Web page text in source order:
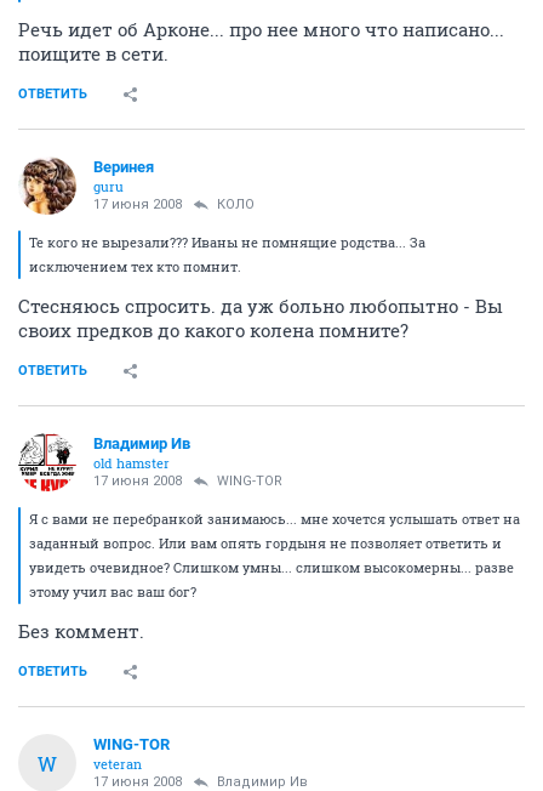
Речь идет об Арконе... про нее много что написано...
поищите в сети.
ОТВЕТИТЬ
Веринея
guru
17 июня 2008 КОЛО
Те кого не вырезали??? Иваны не помнящие родства... За
исключением тех кто помнит.
Стесняюсь спросить. да уж больно любопытно - Вы
своих предков до какого колена помните?
ОТВЕТИТЬ
Владимир Ив
old hamster
17 июня 2008 WING-TOR
Я с вами не перебранкой занимаюсь... мне хочется услышать ответ на
заданный вопрос. Или вам опять гордыня не позволяет ответить и
увидеть очевидное? Слишком умны... слишком высокомерны... разве
этому учил вас ваш бог?
Без коммент.
ОТВЕТИТЬ
W
WING-TOR
veteran
17 июня 2008 Владимир Ив